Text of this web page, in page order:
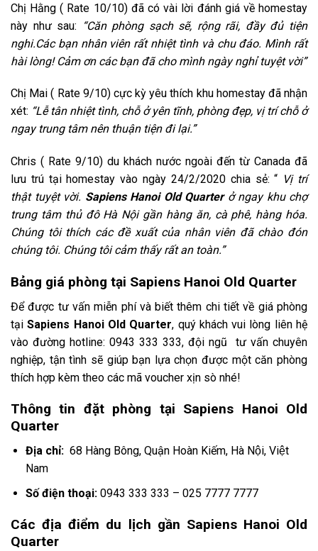
Chị Hằng ( Rate 10/10) đã có vài lời đánh giá về homestay
này như sau:
“Căn phòng sạch sẽ, rộng rãi, đầy đủ tiện
nghi.Các bạn nhân viên rất nhiệt tình và chu đáo. Mình rất
hài lòng! Cảm ơn các bạn đã cho mình ngày nghỉ tuyệt vời”
Chị Mai ( Rate 9/10) cực kỳ yêu thích khu homestay đã nhận
xét: “Lễ tân nhiệt tình, chỗ ở yên tĩnh, phòng đẹp, vị trí chỗ ở
ngay trung tâm nên thuận tiện đi lại.”
Chris ( Rate 9/10) du khách nước ngoài đến từ Canada đã
lưu trú tại homestay vào ngày 24/2/2020 chia sẻ: “ Vị trí
thật tuyệt vời. Sapiens Hanoi Old Quarterở ngay khu chợ
trung tâm thủ đô Hà Nội gần hàng ăn, cà phê, hàng hóa.
Chúng tôi thích các đề xuất của nhân viên đã chào đón
chúng tôi. Chúng tôi cảm thấy rất an toàn.”
Bảng giá phòng tại Sapiens Hanoi Old Quarter
Để được tư vấn miễn phí và biết thêm chi tiết về giá phòng
tạiSapiens Hanoi Old Quarter, quý khách vui lòng liên hệ
vào đường hotline: 0943 333 333, đội ngũ tư vấn chuyên
nghiệp, tận tình sẽ giúp bạn lựa chọn được một căn phòng
thích hợp kèm theo các mã voucher xịn sò nhé!
Thông tin đặt phòng tại Sapiens Hanoi Old
Quarter
Địa chỉ: 68 Hàng Bông, Quận Hoàn Kiếm, Hà Nội, Việt
Nam
Số điện thoại: 0943 333 333 – 025 7777 7777
Các địa điểm du lịch gần Sapiens Hanoi Old
Quarter